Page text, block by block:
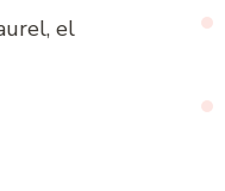
el